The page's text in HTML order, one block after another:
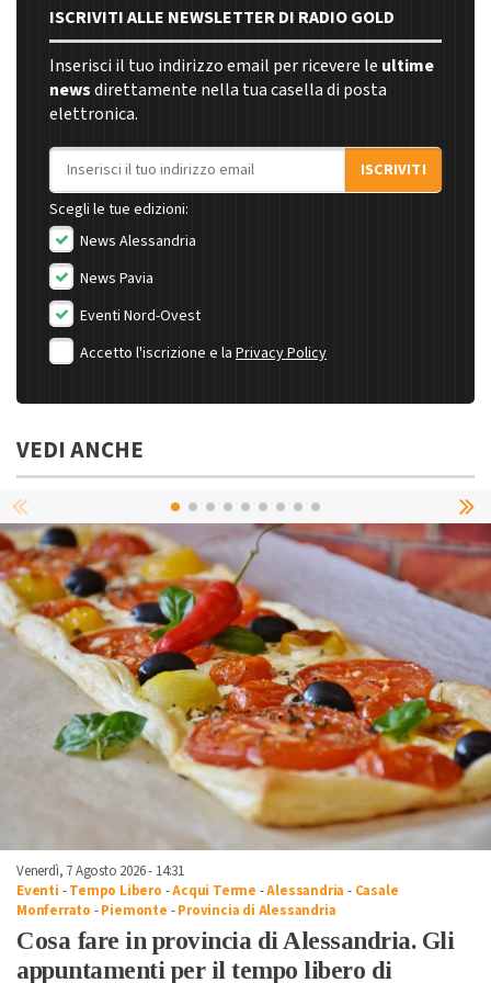
ISCRIVITI ALLE NEWSLETTER DI RADIO GOLD
Inserisci il tuo indirizzo email per ricevere le ultime
newsdirettamente nella tua casella di posta
elettronica.
Indirizzo email
ISCRIVITI
Scegli le tue edizioni:
News Alessandria
News Pavia
Eventi Nord-Ovest
Accetto l'iscrizione e la Privacy Policy
VEDI ANCHE
Venerdì, 7 Agosto 2026 - 14:31
Eventi -Tempo Libero -Acqui Terme -Alessandria - Casale
Monferrato -Piemonte -Provincia di Alessandria
Cosa fare in provincia di Alessandria. Gli
appuntamenti per il tempo libero di